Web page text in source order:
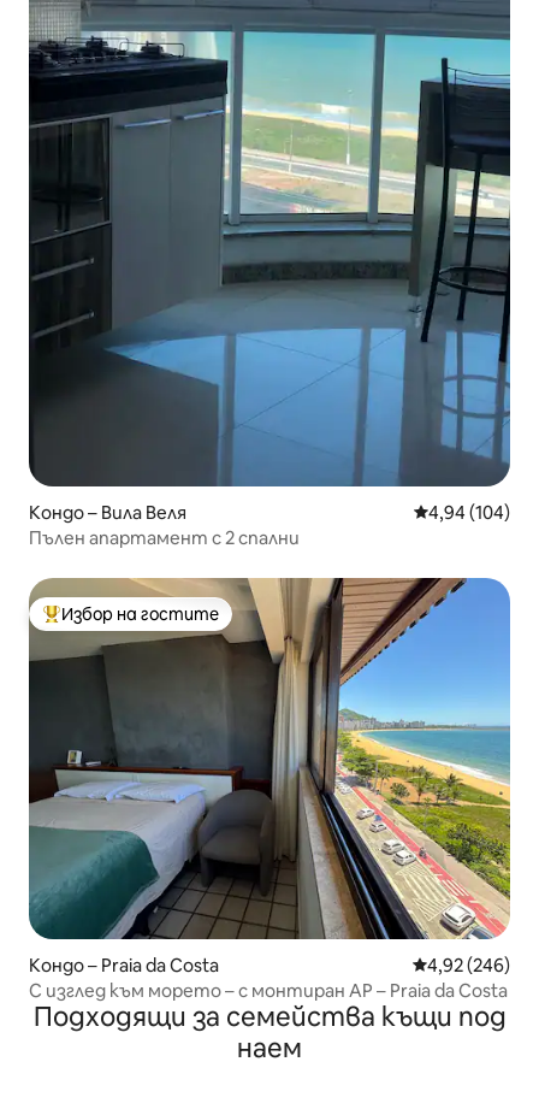
Кондо – Вила Веля Средна
4,94 (104)
Пълен апартамент с 2 спални
Най-популярен избор на гостите
Избор на гостите
Кондо – Praia da Costa Средна
4,92 (246)
С изглед към морето – с монтиран AP – Praia da Costa
Подходящи за семейства къщи под
наем